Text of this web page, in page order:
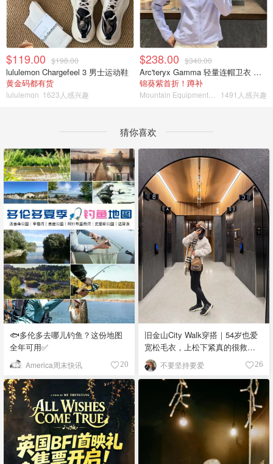
$119.00 $198.00
lululemon Chargefeel 3 男士运动鞋
黄金码都有货
lululemon 1623人感兴趣
$238.00 $340.00
Arc'teryx Gamma 轻量连帽卫衣 女款
锦葵紫首折！蹲补
1491人感兴趣
猜你喜欢
🐟多伦多去哪儿钓鱼？这份地图
全年可用✅
America周末快讯 20
旧金山City Walk穿搭｜54岁也爱
宽松毛衣，上松下紧真的很救比
例
不要坚持要爱 26